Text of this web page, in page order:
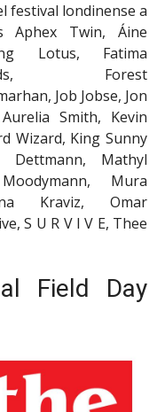
festival londinense a
Aphex Twin, Áine
Lotus, Fatima
Forest
Job Jobse, Jon
Smith, Kevin
Wizard, King Sunny
Dettmann, Mathyl
Mura
Kraviz, Omar
S U R V I V E, Thee
Field Day